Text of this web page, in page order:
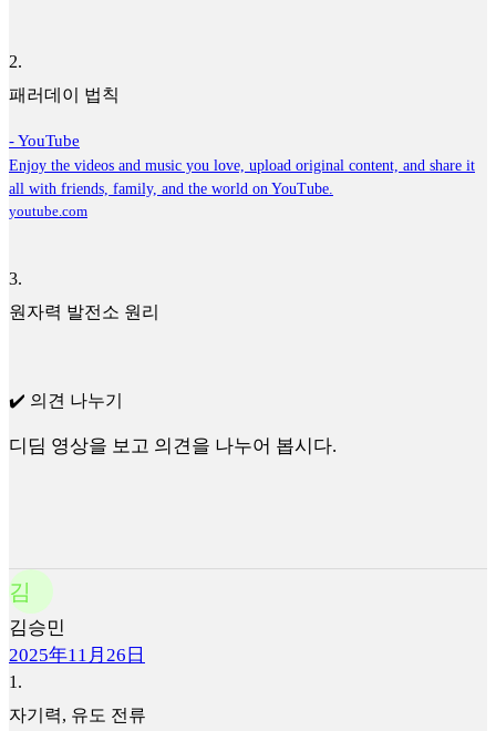
2.
패러데이 법칙
- YouTube
Enjoy the videos and music you love, upload original content, and share it
all with friends, family, and the world on YouTube.
youtube.com
3.
원자력 발전소 원리
✔️ 의견 나누기
디딤 영상을 보고 의견을 나누어 봅시다.
김
김승민
2025年11月26日
1 .
자기력, 유도 전류